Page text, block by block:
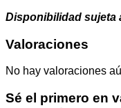
Disponibilidad sujeta
Valoraciones
No hay valoraciones
Sé el primero en